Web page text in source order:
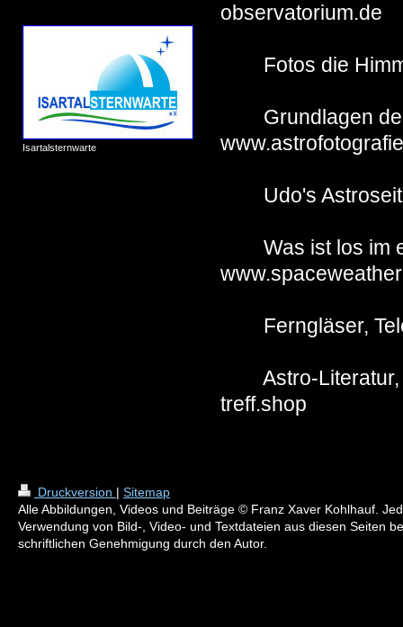
observatorium.de
Fotos die
Grundlagen
Udo's
Was ist los
Ferngläser,
Astro-
treff.shop
Isartalsternwarte
Druckversion | Sitemap
Alle Abbildungen, Videos und Beiträge © Franz Xaver Kohlhauf.
Verwendung von Bild-, Video- und Textdateien aus diesen Seiten
schriftlichen Genehmigung durch den Autor.